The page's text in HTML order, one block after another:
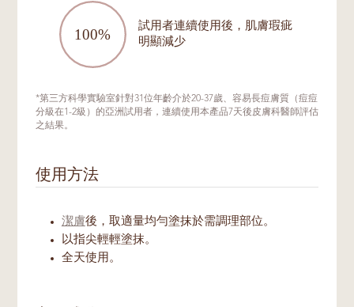
試用者連續使用後，肌膚瑕疵
明顯減少
*第三方科學實驗室針對31位年齡介於20-37歲、容易長痘膚質（痘痘
分級在1-2級）的亞洲試用者，連續使用本產品7天後皮膚科醫師評估
之結果。
使用方法
潔膚後，取適量均勻塗抹於需調理部位。
以指尖輕輕塗抹。
全天使用。